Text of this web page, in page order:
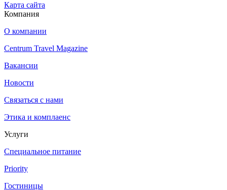
Карта сайта
Компания
О компании
Centrum Travel Magazine
Вакансии
Новости
Связаться с нами
Этика и комплаенс
Услуги
Специальное питание
Priority
Гостиницы